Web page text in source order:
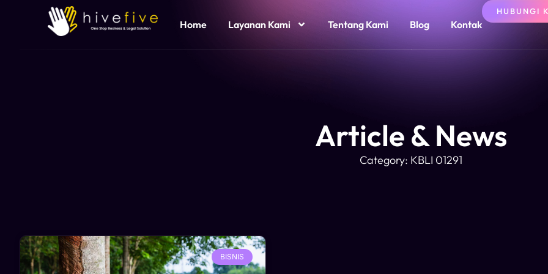
Home Layanan Kami Tentang Kami Blog Kontak
HUBUNGI
Article & News
Category: KBLI 01291
BISNIS